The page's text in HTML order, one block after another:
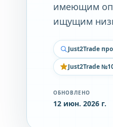
имеющим
ищущим
Just2Trade
Just2Trade
ОБНОВЛЕНО
12 июн. 2026 г.